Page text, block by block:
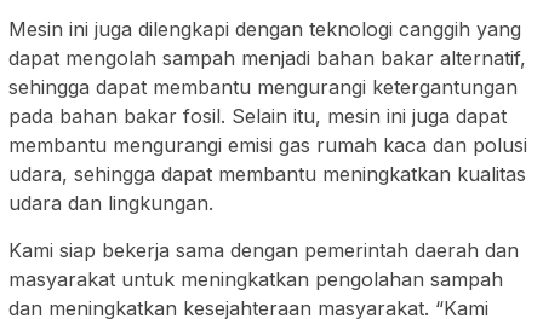
Mesin ini juga dilengkapi dengan teknologi canggih yang
dapat mengolah sampah menjadi bahan bakar alternatif,
sehingga dapat membantu mengurangi ketergantungan
pada bahan bakar fosil. Selain itu, mesin ini juga dapat
membantu mengurangi emisi gas rumah kaca dan polusi
udara, sehingga dapat membantu meningkatkan kualitas
udara dan lingkungan.
Kami siap bekerja sama dengan pemerintah daerah dan
masyarakat untuk meningkatkan pengolahan sampah
dan meningkatkan kesejahteraan masyarakat. “Kami